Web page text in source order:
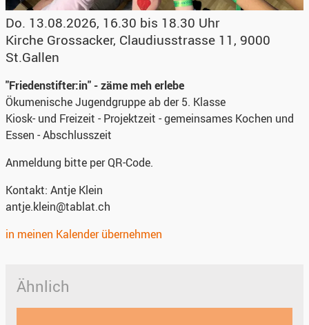
Do. 13.08.2026, 16.30 bis 18.30 Uhr
Kirche Grossacker, Claudiusstrasse 11, 9000
St.Gallen
"Friedenstifter:in" - zäme meh erlebe
Ökumenische Jugendgruppe ab der 5. Klasse
Kiosk- und Freizeit - Projektzeit - gemeinsames Kochen und
Essen - Abschlusszeit
Anmeldung bitte per QR-Code.
Kontakt: Antje Klein
antje.klein@tablat.ch
in meinen Kalender übernehmen
Ähnlich